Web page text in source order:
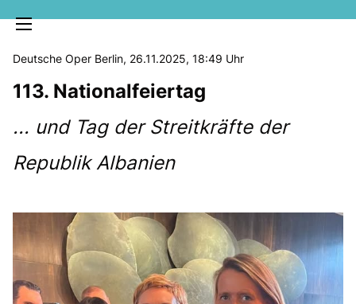
MELDUNGEN
SOZIALE MEDIEN
KLARTEXT
Deutsche Oper Berlin, 26.11.2025, 18:49 Uhr
113. Nationalfeiertag
... und Tag der Streitkräfte der
Republik Albanien